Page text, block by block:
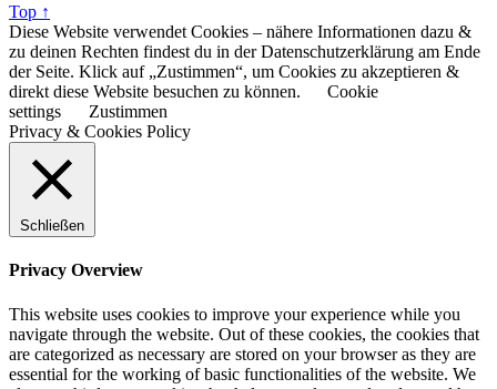
Top ↑
Diese Website verwendet Cookies – nähere Informationen dazu &
zu deinen Rechten findest du in der Datenschutzerklärung am Ende
der Seite. Klick auf „Zustimmen“, um Cookies zu akzeptieren &
direkt diese Website besuchen zu können.
Cookie
settings
Zustimmen
Privacy & Cookies Policy
Schließen
Privacy Overview
This website uses cookies to improve your experience while you
navigate through the website. Out of these cookies, the cookies that
are categorized as necessary are stored on your browser as they are
essential for the working of basic functionalities of the website. We